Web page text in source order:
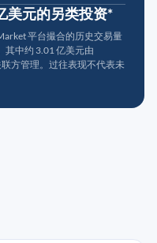
美元的另类投资*
平台撮合的历史交易量
其中约 3.01 亿美元由
方管理。过往表现不代表未